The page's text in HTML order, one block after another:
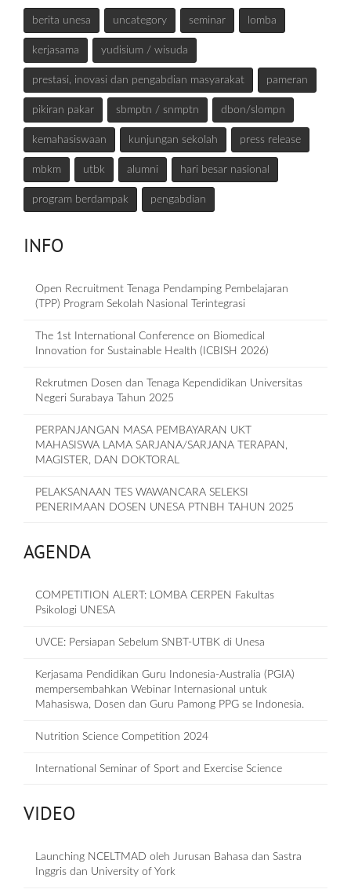
berita unesa uncategory seminar lomba
kerjasama yudisium / wisuda
prestasi, inovasi dan pengabdian masyarakat pameran
pikiran pakar sbmptn / snmptn dbon/slompn
kemahasiswaan kunjungan sekolah press release
mbkm utbk alumni hari besar nasional
program berdampak pengabdian
INFO
Open Recruitment Tenaga Pendamping Pembelajaran
(TPP) Program Sekolah Nasional Terintegrasi
The 1st International Conference on Biomedical
Innovation for Sustainable Health (ICBISH 2026)
Rekrutmen Dosen dan Tenaga Kependidikan Universitas
Negeri Surabaya Tahun 2025
PERPANJANGAN MASA PEMBAYARAN UKT
MAHASISWA LAMA SARJANA/SARJANA TERAPAN,
MAGISTER, DAN DOKTORAL
PELAKSANAAN TES WAWANCARA SELEKSI
PENERIMAAN DOSEN UNESA PTNBH TAHUN 2025
AGENDA
COMPETITION ALERT: LOMBA CERPEN Fakultas
Psikologi UNESA
UVCE: Persiapan Sebelum SNBT-UTBK di Unesa
Kerjasama Pendidikan Guru Indonesia-Australia (PGIA)
mempersembahkan Webinar Internasional untuk
Mahasiswa, Dosen dan Guru Pamong PPG se Indonesia.
Nutrition Science Competition 2024
International Seminar of Sport and Exercise Science
VIDEO
Launching NCELTMAD oleh Jurusan Bahasa dan Sastra
Inggris dan University of York